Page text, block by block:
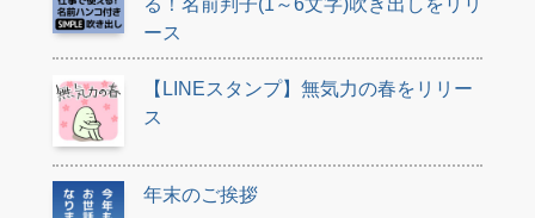
ース
【LINEスタンプ】無気力の春をリリー
ス
年末のご挨拶